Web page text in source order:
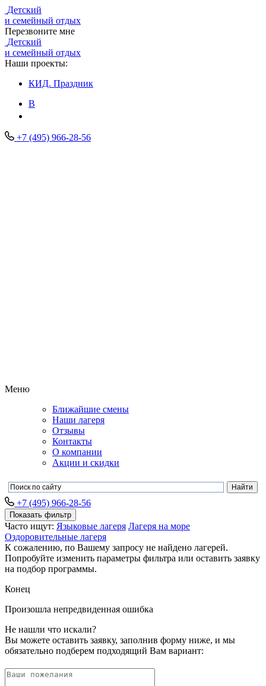
Детский
и семейный отдых
Перезвоните мне
Детский
и семейный отдых
Наши проекты:
КИД. Праздник
В
+7 (495) 966-28-56
Меню
Ближайшие смены
Наши лагеря
Отзывы
Контакты
О компании
Акции и скидки
+7 (495) 966-28-56
Показать фильтр
Часто ищут: Языковые лагеря Лагеря на море
Оздоровительные лагеря
К сожалению, по Вашему запросу не найдено лагерей.
Попробуйте изменить параметры фильтра или оставить заявку
на подбор программы.
Конец
Произошла непредвиденная ошибка
Не нашли что искали?
Вы можете оставить заявку, заполнив форму ниже, и мы
обязательно подберем подходящий Вам вариант: